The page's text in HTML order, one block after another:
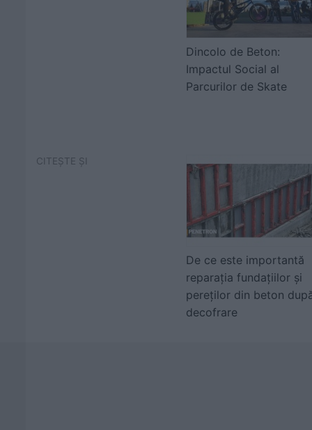
Dincolo de Beton:
Impactul Social al
Parcurilor de Skate
CITEȘTE ȘI
De ce este importantă
reparația fundațiilor și
pereților din beton
decofrare